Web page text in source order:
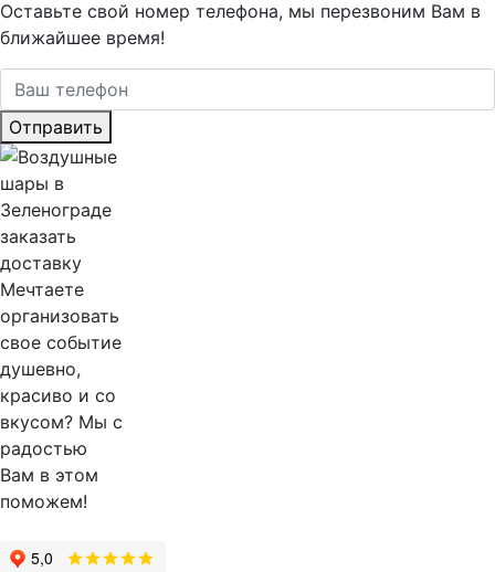
Оставьте свой номер телефона, мы перезвоним Вам в
ближайшее время!
Отправить
Мечтаете
организовать
свое событие
душевно,
красиво и со
вкусом? Мы с
радостью
Вам в этом
поможем!